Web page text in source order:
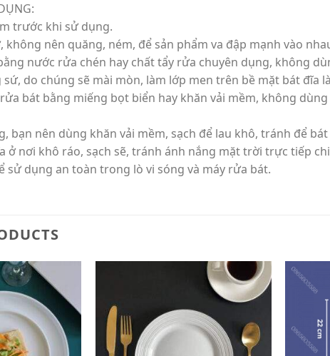
trước khi sử dụng.
không nên quăng, ném, để sản phẩm va đập mạnh vào
nước rửa chén hay chất tẩy rửa chuyên dụng, không
sứ, do chúng sẽ mài mòn, làm lớp men trên bề mặt bát đĩa
bát bằng miếng bọt biển hay khăn vải mềm, không
bạn nên dùng khăn vải mềm, sạch để lau khô, tránh để bát
ở nơi khô ráo, sạch sẽ, tránh ánh nắng mặt trời trực tiếp
sử dụng an toàn trong lò vi sóng và máy rửa bát.